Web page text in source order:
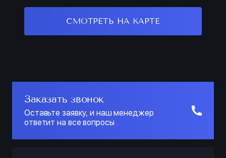
СМОТРЕТЬ НА КАРТЕ
Заказать звонок
Оставьте заявку, и наш менеджер
ответит на все вопросы